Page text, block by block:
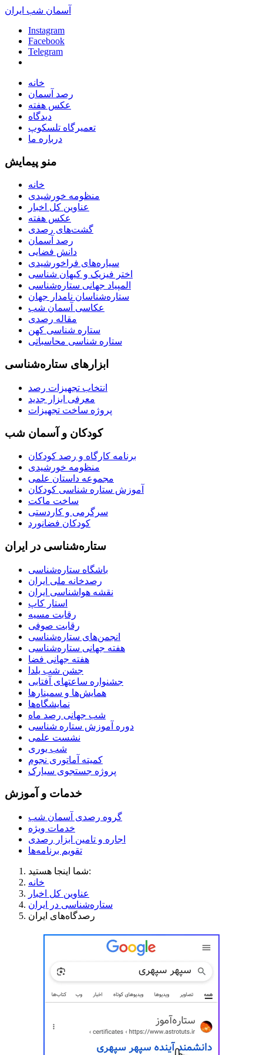
آسمان شب ایران
Instagram
Facebook
Telegram
خانه
رصد آسمان
عکس هفته
دیدگاه
تعمیرگاه تلسکوپ
درباره ما
منو پیمایش
خانه
منظومه خورشیدی
عناوین کل اخبار
عکس هفته
گشت‌های رصدی
رصد آسمان
دانش فضایی
سیاره‌های فراخورشیدی
اختر فیزیک و کیهان شناسی
المپیاد جهانی ستاره‌شناسی
ستاره‌شناسان نامدار جهان
عکاسی آسمان شب
مقاله رصدی
ستاره شناسی کهن
ستاره شناسی محاسباتی
ابزارهای ستاره‌شناسی
انتخاب تجهیزات رصد
معرفی ابزار جدید
پروژه ساخت تجهیزات
کودکان و آسمان شب
برنامه‌ کارگاه و رصد کودکان
منظومه خورشیدی
مجموعه داستان علمی
آموزش ستاره شناسی کودکان
ساخت ماکت
سرگرمی و کاردستی
کودکان فضانورد
ستاره‌شناسی در ایران
باشگاه ستاره‌شناسی
رصدخانه ملی ایران
نقشه هواشناسی ایران
استار کاپ
رقابت مسیه
رقابت صوفی
انجمن‌های ستاره‌شناسی
هفته جهانی ستاره‌شناسی
هفته جهانی فضا
جشن شب یلدا
جشنواره ساعتهای آفتابی
همایش‌ها و سمینارها
نمایشگاه‌ها
شب جهانی رصد ماه
دوره آموزش ستاره شناسی
نشست علمی
شب یوری
کمیته آماتوری نجوم
پروژه جستجوی سیارک
خدمات و آموزش
گروه رصدی آسمان شب
خدمات ویژه
اجاره و تامین ابزار رصدی
تقویم برنامه‌ها
شما اینجا هستید:
خانه
عناوین کل اخبار
ستاره‌شناسی در ایران
رصدگاه‌های ایران